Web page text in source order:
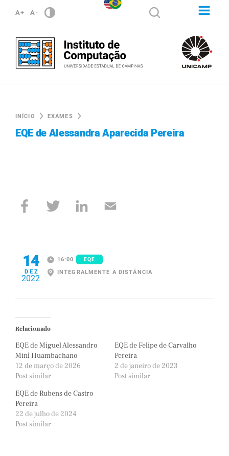
A+ A-
INÍCIO EXAMES
EQE de Alessandra Aparecida Pereira
14
DEZ
2022
16:00 EQE
INTEGRALMENTE A DISTÂNCIA
Relacionado
EQE de Miguel Alessandro
Miní Huambachano
12 de março de 2026
Post similar
EQE de Felipe de Carvalho
Pereira
2 de janeiro de 2023
Post similar
EQE de Rubens de Castro
Pereira
22 de julho de 2024
Post similar